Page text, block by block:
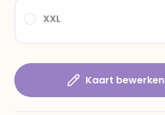
XXL
Kaart bewerken